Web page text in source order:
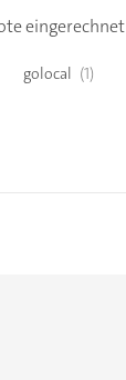
eingerechnet
golocal (1)